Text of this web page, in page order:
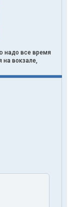
надо все время
на вокзале,